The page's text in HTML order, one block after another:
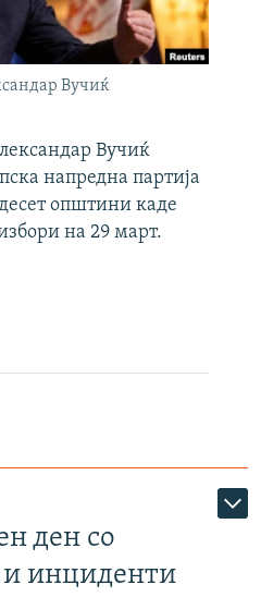
Вучиќ
Вучиќ
напредна партија
општини каде
на 29 март.
ден со
и инциденти